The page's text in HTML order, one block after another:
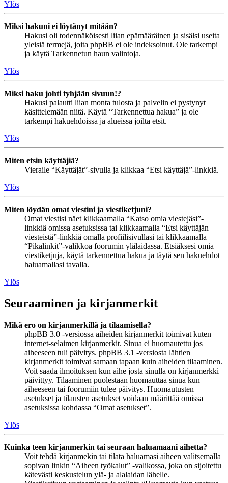
Ylös
Miksi hakuni ei löytänyt mitään?
Hakusi oli todennäköisesti liian epämääräinen ja sisälsi useita
yleisiä termejä, joita phpBB ei ole indeksoinut. Ole tarkempi
ja käytä Tarkennetun haun valintoja.
Ylös
Miksi haku johti tyhjään sivuun!?
Hakusi palautti liian monta tulosta ja palvelin ei pystynyt
käsittelemään niitä. Käytä “Tarkennettua hakua” ja ole
tarkempi hakuehdoissa ja alueissa joilta etsit.
Ylös
Miten etsin käyttäjiä?
Vieraile “Käyttäjät”-sivulla ja klikkaa “Etsi käyttäjä”-linkkiä.
Ylös
Miten löydän omat viestini ja viestiketjuni?
Omat viestisi näet klikkaamalla “Katso omia viestejäsi”-
linkkiä omissa asetuksissa tai klikkaamalla “Etsi käyttäjän
viesteistä”-linkkiä omalla profiilisivullasi tai klikkaamalla
“Pikalinkit”-valikkoa foorumin ylälaidassa. Etsiäksesi omia
viestiketjuja, käytä tarkennettua hakua ja täytä sen hakuehdot
haluamallasi tavalla.
Ylös
Seuraaminen ja kirjanmerkit
Mikä ero on kirjanmerkillä ja tilaamisella?
phpBB 3.0 -versiossa aiheiden kirjanmerkit toimivat kuten
internet-selaimen kirjanmerkit. Sinua ei huomautettu jos
aiheeseen tuli päivitys. phpBB 3.1 -versiosta lähtien
kirjanmerkit toimivat samaan tapaan kuin aiheiden tilaaminen.
Voit saada ilmoituksen kun aihe josta sinulla on kirjanmerkki
päivittyy. Tilaaminen puolestaan huomauttaa sinua kun
aiheeseen tai foorumiin tulee päivitys. Huomautusten
asetukset ja tilausten asetukset voidaan määrittää omissa
asetuksissa kohdassa “Omat asetukset”.
Ylös
Kuinka teen kirjanmerkin tai seuraan haluamaani aihetta?
Voit tehdä kirjanmekin tai tilata haluamasi aiheen valitsemalla
sopivan linkin “Aiheen työkalut” -valikossa, joka on sijoitettu
kätevästi keskustelun ylä- ja alalaidan lähelle.